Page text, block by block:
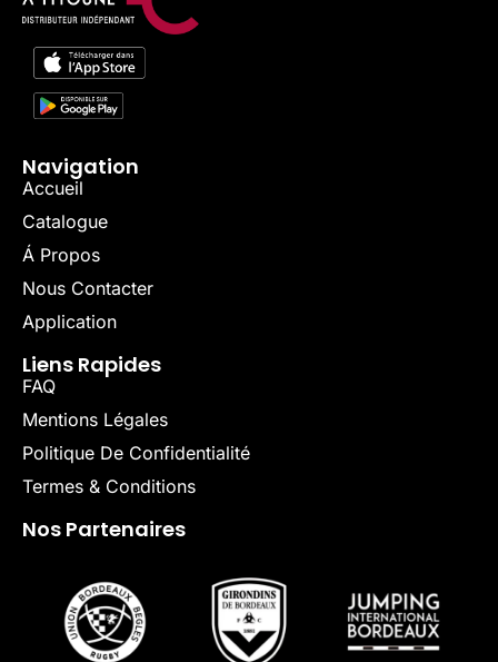
Navigation
Accueil
Catalogue
Á Propos
Nous Contacter
Application
Liens Rapides
FAQ
Mentions Légales
Politique De Confidentialité
Termes & Conditions
Nos Partenaires